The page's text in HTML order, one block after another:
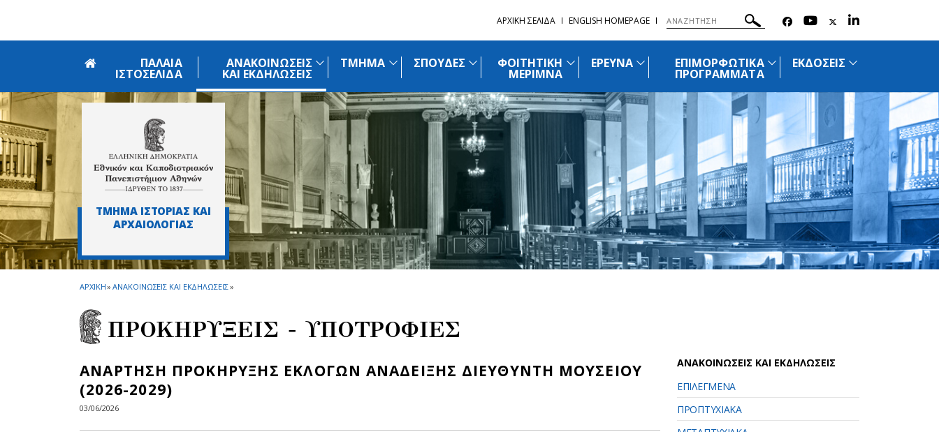
ΑΡΧΙΚΗ ΣΕΛΙΔΑ ENGLISH HOMEPAGE
ΠΑΛΑΙΑ
ΙΣΤΟΣΕΛΙΔΑ
ΑΝΑΚΟΙΝΩΣΕΙΣ
ΚΑΙ ΕΚΔΗΛΩΣΕΙΣ
ΤΜΗΜΑ ΣΠΟΥΔΕΣ ΦΟΙΤΗΤΙΚΗ
ΜΕΡΙΜΝΑ
ΕΡΕΥΝΑ ΕΠΙΜΟΡΦΩΤΙΚΑ
ΠΡΟΓΡΑΜΜΑΤΑ
ΕΚΔΟΣΕΙΣ
ΤΜΗΜΑ ΙΣΤΟΡΙΑΣ ΚΑΙ
ΑΡΧΑΙΟΛΟΓΙΑΣ
ΑΡΧΙΚΗ» ΑΝΑΚΟΙΝΩΣΕΙΣ ΚΑΙ ΕΚΔΗΛΩΣΕΙΣ»
ΠΡΟΚΗΡΥΞΕΙΣ - ΥΠΟΤΡΟΦΙΕΣ
ΑΝΑΡΤΗΣΗ ΠΡΟΚΗΡΥΞΗΣ ΕΚΛΟΓΩΝ ΑΝΑΔΕΙΞΗΣ ΔΙΕΥΘΥΝΤΗ ΜΟΥΣΕΙΟΥ
(2026-2029)
03/06/2026
ΑΝΑΚΟΙΝΩΣΕΙΣ ΚΑΙ ΕΚΔΗΛΩΣΕΙΣ
ΕΠΙΛΕΓΜΕΝΑ
ΠΡΟΠΤΥΧΙΑΚΑ